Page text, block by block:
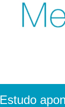
Estudo